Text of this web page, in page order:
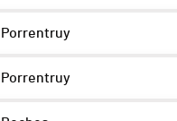
Porrentruy
Porrentruy